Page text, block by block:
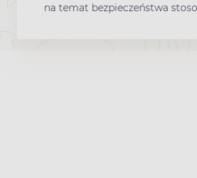
na temat bezpieczeństwa